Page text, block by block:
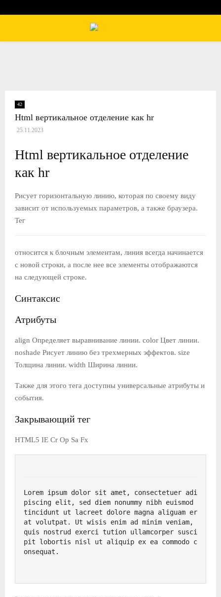
П
В
И
Ч
Н
Е
М
Ю
42
Html вертикальное отделение как hr
25.11.2023
Html вертикальное отделение
как hr
Рисует горизонтальную линию, которая по своему виду
зависит от используемых параметров, а также браузера.
Тег
относится к блочным элементам, линия всегда начинается
с новой строки, а после нее все элементы отображаются
на следующей строке.
Синтаксис
Атрибуты
align Определяет выравнивание линии. color Цвет линии.
noshade Рисует линию без трехмерных эффектов. size
Толщина линии. width Ширина линии.
Также для этого тега доступны универсальные атрибуты и
события.
Закрывающий тег
HTML5 IE Cr Op Sa Fx
Lorem ipsum dolor sit amet, consectetuer adi
piscing elit, sed diem nonummy nibh euismod
tincidunt ut lacreet dolore magna aliguam er
at volutpat. Ut wisis enim ad minim veniam,
quis nostrud exerci tution ullamcorper susci
pit lobortis nisl ut aliquip ex ea commodo c
onsequat.